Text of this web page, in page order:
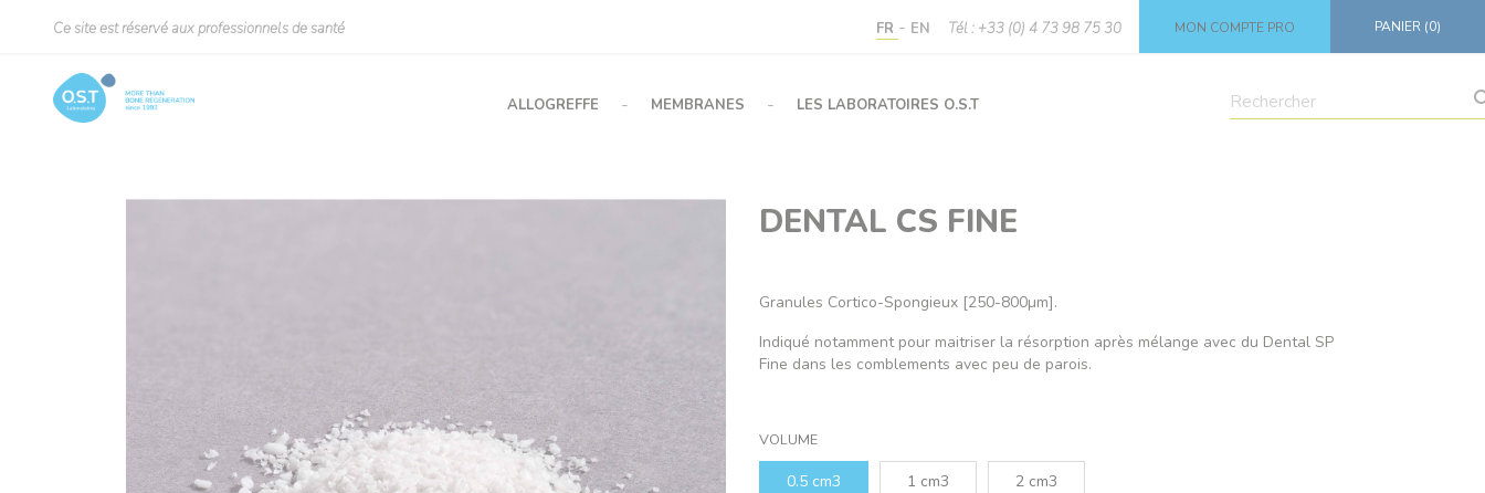
Ce site est réservé aux professionnels de santé FR - EN Tél : +33 (0) 4 73 98 75 30 MON COMPTE PRO PANIER (0)
ALLOGREFFE - MEMBRANES - LES LABORATOIRES O.S.T
DENTAL CS FINE
Granules Cortico-Spongieux [250-800µm].
Indiqué notamment pour maitriser la résorption après mélange avec du Dental SP
Fine dans les comblements avec peu de parois.
VOLUME
0.5 cm3 1 cm3 2 cm3